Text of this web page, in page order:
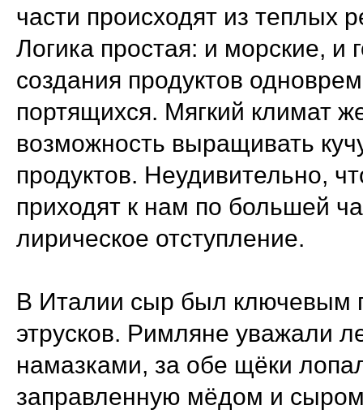
части происходят из теплых
Логика простая: и морские, и
создания продуктов
портящихся. Мягкий климат
возможность выращивать
продуктов. Неудивительно,
приходят к нам по большей
лирическое отступление.
В Италии сыр был ключевым
этрусков. Римляне уважали
намазками, за обе щёки
заправленную мёдом и